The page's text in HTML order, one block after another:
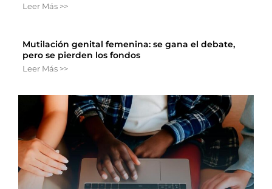
Leer Más >>
Mutilación genital femenina: se gana el debate,
pero se pierden los fondos
Leer Más >>